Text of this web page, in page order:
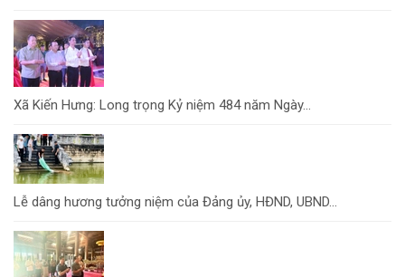
Xã Kiến Hưng: Long trọng Kỷ niệm 484 năm Ngày...
Lễ dâng hương tưởng niệm của Đảng ủy, HĐND, UBND...